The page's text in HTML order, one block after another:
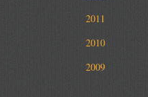
2011
2010
2009